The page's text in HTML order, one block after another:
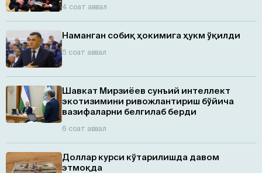
4 соат аввал
Наманган собиқ ҳокимига ҳукм ўқилди
5 соат аввал
Шавкат Мирзиёев сунъий интеллект
экотизимини ривожлантириш бўйича
вазифаларни белгилаб берди
6 соат аввал
Доллар курси кўтарилишда давом
этмоқда